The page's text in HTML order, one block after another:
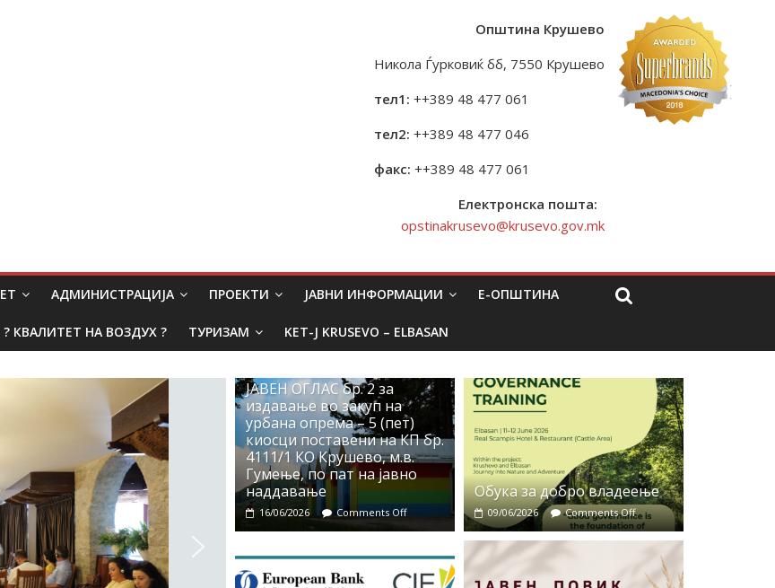
Општина Крушево
Никола Ѓурковиќ бб, 7550 Крушево
тел1: ++389 48 477 061
тел2: ++389 48 477 046
факс: ++389 48 477 061
Електронска пошта:
opstinakrusevo@krusevo.gov.mk
АДМИНИСТРАЦИЈА ПРОЕКТИ ЈАВНИ ИНФОРМАЦИИ Е-ОПШТИНА
? КВАЛИТЕТ НА ВОЗДУХ ? ТУРИЗАМ KET-J KRUSEVO – ELBASAN
ЈАВЕН ОГЛАС бр. 2 за
издавање во закуп на
урбана опрема – 5 (пет)
киосци поставени на КП бр.
4111/1 КО Крушево, м.в.
Гумење, по пат на јавно
наддавање
16/06/2026 Comments Off
Обука за добро владеење
09/06/2026 Comments Off